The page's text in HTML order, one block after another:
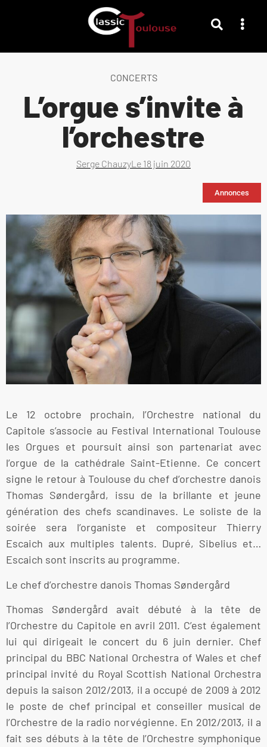
CONCERTS
L’orgue s’invite à
l’orchestre
Serge ChauzyLe 18 juin 2020
Annonces
Le 12 octobre prochain, l’Orchestre national du
Capitole s’associe au Festival International Toulouse
les Orgues et poursuit ainsi son partenariat avec
l’orgue de la cathédrale Saint-Etienne. Ce concert
signe le retour à Toulouse du chef d’orchestre danois
Thomas Søndergård, issu de la brillante et jeune
génération des chefs scandinaves. Le soliste de la
soirée sera l’organiste et compositeur Thierry
Escaich aux multiples talents. Dupré, Sibelius et…
Escaich sont inscrits au programme.
Le chef d’orchestre danois Thomas Søndergård
Thomas Søndergård avait débuté à la tête de
l’Orchestre du Capitole en avril 2011. C’est également
lui qui dirigeait le concert du 6 juin dernier. Chef
principal du BBC National Orchestra of Wales et chef
principal invité du Royal Scottish National Orchestra
depuis la saison 2012/2013, il a occupé de 2009 à 2012
le poste de chef principal et conseiller musical de
l’Orchestre de la radio norvégienne. En 2012/2013, il a
fait ses débuts à la tête de l’Orchestre symphonique